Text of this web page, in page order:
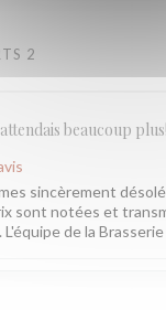
2
beaucoup plus!
sincèrement
sont notées et
de la Brasserie